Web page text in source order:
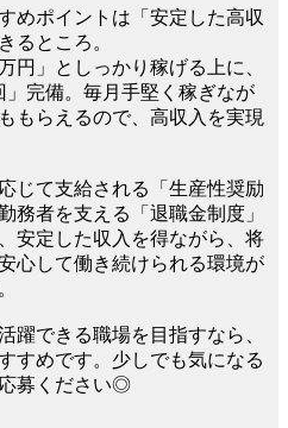
めポイントは「安定した高収
るところ。
円」としっかり稼げる上に、
」完備。毎月手堅く稼ぎなが
もらえるので、高収入を実現
じて支給される「生産性奨励
務者を支える「退職金制度」
安定した収入を得ながら、将
心して働き続けられる環境が
躍できる職場を目指すなら、
すめです。少しでも気になる
募ください◎